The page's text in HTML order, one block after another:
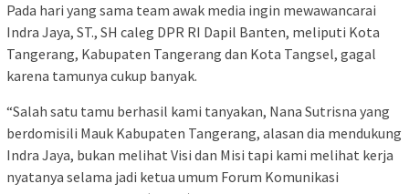
Pada hari yang sama team awak media ingin mewawancarai
Indra Jaya, ST., SH caleg DPR RI Dapil Banten, meliputi Kota
Tangerang, Kabupaten Tangerang dan Kota Tangsel, gagal
karena tamunya cukup banyak.
“Salah satu tamu berhasil kami tanyakan, Nana Sutrisna yang
berdomisili Mauk Kabupaten Tangerang, alasan dia mendukung
Indra Jaya, bukan melihat Visi dan Misi tapi kami melihat kerja
nyatanya selama jadi ketua umum Forum Komunikasi